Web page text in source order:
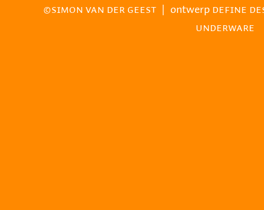
©SIMON VAN DER GEEST | ontwerp DEFINE
UNDERWARE